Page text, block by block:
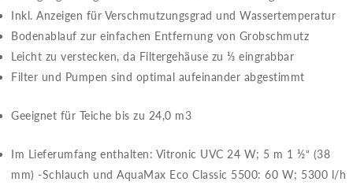
Inkl. Anzeigen für Verschmutzungsgrad und Wassertemperatur
Bodenablauf zur einfachen Entfernung von Grobschmutz
Leicht zu verstecken, da Filtergehäuse zu ⅓ eingrabbar
Filter und Pumpen sind optimal aufeinander abgestimmt
Geeignet für Teiche bis zu 24,0 m3
Im Lieferumfang enthalten: Vitronic UVC 24 W; 5 m 1 ½“ (38
mm) -Schlauch und AquaMax Eco Classic 5500: 60 W; 5300 l/h